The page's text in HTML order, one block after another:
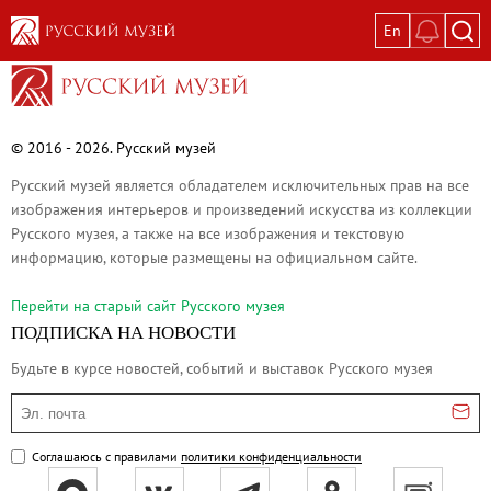
En
Выставки
Великая. Образ женщины в русском
Пётр Кончаловский. Сад в цвету
Иван Шишкин. Русский лес
Василий Тропинин
Окрестности Санкт-Петербурга в
Памяти Киры Владимировны
Постоянные экспозиции
Постоянная экспозиция «Наш
Русское искусство первой половины
Древнерусское искусство ХII—XVII
Русское искусство XVIII века
© 2016 - 2026. Русский музей
Русский музей является обладателем исключительных прав на все
изображения интерьеров и произведений искусства из коллекции
Русского музея, а также на все изображения и текстовую
информацию, которые размещены на официальном сайте.
Перейти на cтарый сайт Русского музея
ПОДПИСКА НА НОВОСТИ
Будьте в курсе новостей, событий и выставок Русского музея
Эл. почта
Соглашаюсь с правилами политики конфиденциальности